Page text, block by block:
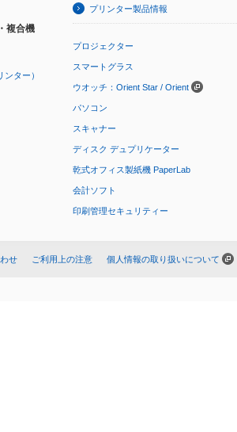
複合機
ンター）
プリンター製品情報
プロジェクター
スマートグラス
ウオッチ：Orient Star / Orient
パソコン
スキャナー
ディスク デュプリケーター
乾式オフィス製紙機 PaperLab
会計ソフト
印刷管理セキュリティー
せ ご利用上の注意 個人情報の取り扱いについて